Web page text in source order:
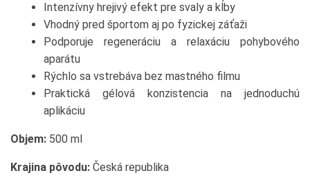
Intenzívny hrejivý efekt pre svaly a kĺby
Vhodný pred športom aj po fyzickej záťaži
Podporuje regeneráciu a relaxáciu pohybového
aparátu
Rýchlo sa vstrebáva bez mastného filmu
Praktická gélová konzistencia na jednoduchú
aplikáciu
Objem: 500 ml
Krajina pôvodu: Česká republika